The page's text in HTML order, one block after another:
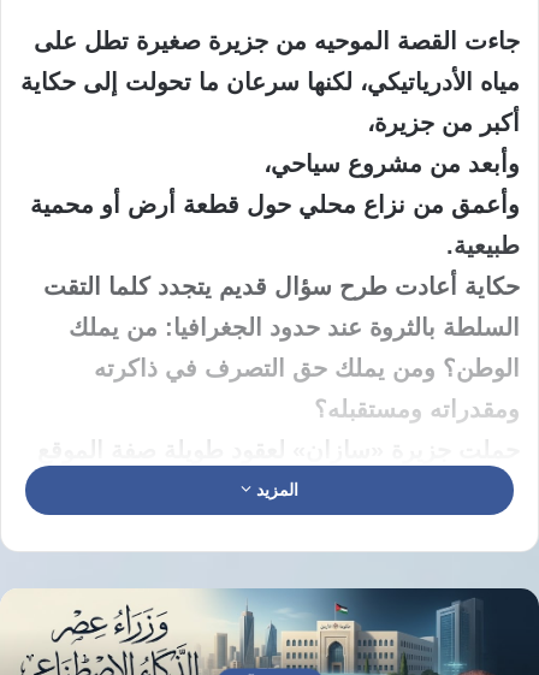
جاءت القصة الموحيه من جزيرة صغيرة تطل على
مياه الأدرياتيكي، لكنها سرعان ما تحولت إلى حكاية
أكبر من جزيرة،
وأبعد من مشروع سياحي،
وأعمق من نزاع محلي حول قطعة أرض أو محمية
طبيعية.
حكاية أعادت طرح سؤال قديم يتجدد كلما التقت
السلطة بالثروة عند حدود الجغرافيا: من يملك
الوطن؟ ومن يملك حق التصرف في ذاكرته
ومقدراته ومستقبله؟
العسكري الحساس، قبل أن تحمل صفة أخرى أكثر
كوشنر، صهر الرئيس الأمريكي دونالد ترامب. وبين
الصفتين وقفت ألبانيا كلها أمام اختبار صعب؛ اختبار
المزيد